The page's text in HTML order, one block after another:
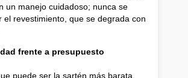
un manejo cuidadoso; nunca se
el revestimiento, que se degrada con
frente a presupuesto
puede ser la sartén más barata,